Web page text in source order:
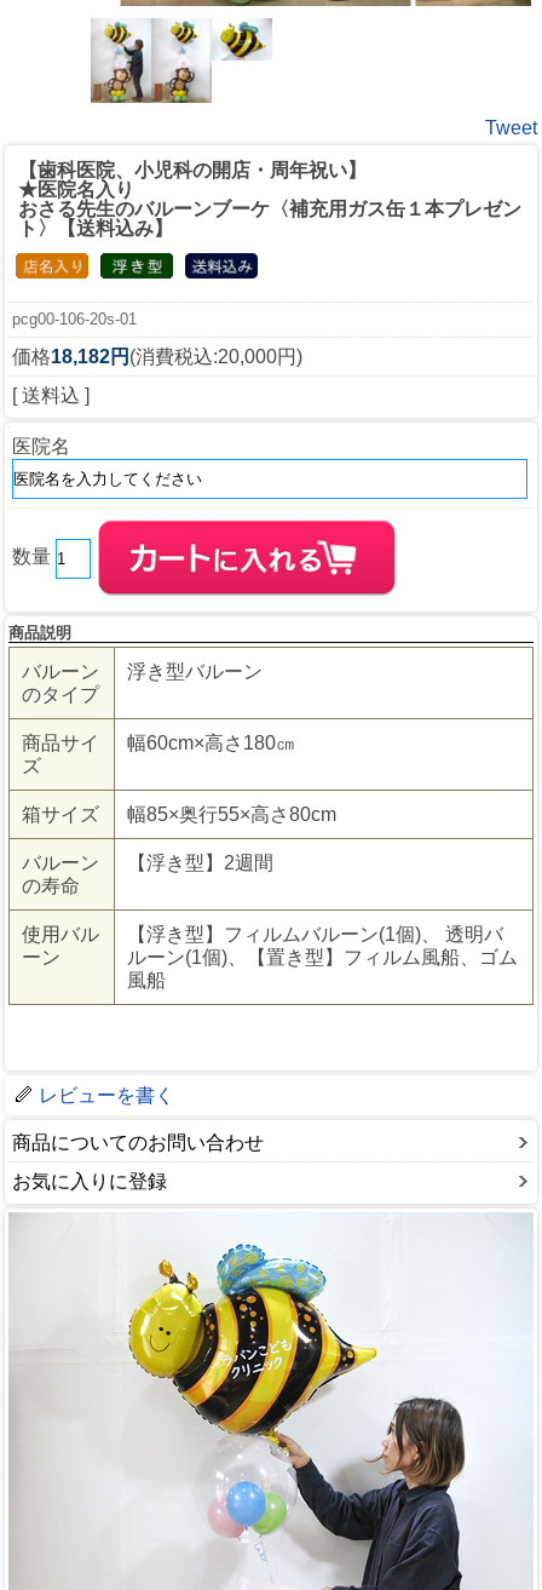
Tweet
【歯科医院、小児科の開店・周年祝い】
★医院名入り
おさる先生のバルーンブーケ〈補充用ガス缶１本プレゼン
ト〉【送料込み】
pcg00-106-20s-01
価格18,182円 (消費税込:20,000円)
[ 送料込 ]
医院名
数量
商品説明
バルーン
のタイプ
浮き型バルーン
商品サイ
ズ
幅60cm×高さ180㎝
箱サイズ 幅85×奥行55×高さ80cm
バルーン
の寿命
【浮き型】2週間
使用バル
ーン
【浮き型】フィルムバルーン(1個)、 透明バ
ルーン(1個)、【置き型】フィルム風船、ゴム
風船
レビューを書く
商品についてのお問い合わせ
お気に入りに登録